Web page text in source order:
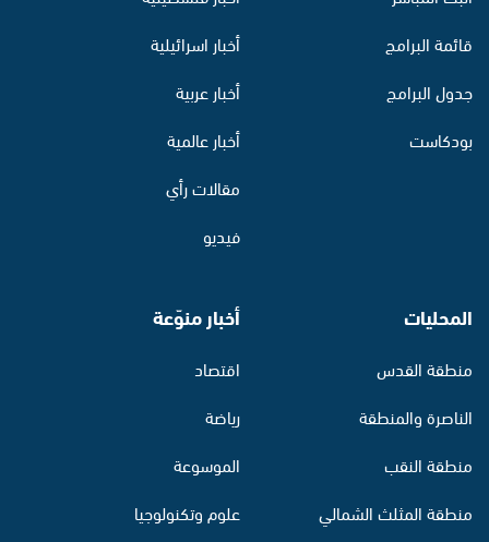
قائمة البرامج
جدول البرامج
بودكاست
أخبار اسرائيلية
أخبار عربية
أخبار عالمية
مقالات رأي
فيديو
المحليات
منطقة القدس
الناصرة والمنطقة
منطقة النقب
منطقة المثلث الشمالي
أخبار منوّعة
اقتصاد
رياضة
الموسوعة
علوم وتكنولوجيا